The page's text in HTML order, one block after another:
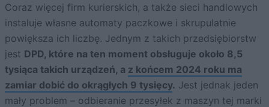
Coraz więcej firm kurierskich, a także sieci handlowych
instaluje własne automaty paczkowe i skrupulatnie
powiększa ich liczbę. Jednym z takich przedsiębiorstw
jest DPD, które na ten moment obsługuje około 8,5
tysiąca takich urządzeń, a z końcem 2024 roku ma
zamiar dobić do okrągłych 9 tysięcy. Jest jednak jeden
mały problem – odbieranie przesyłek z maszyn tej marki